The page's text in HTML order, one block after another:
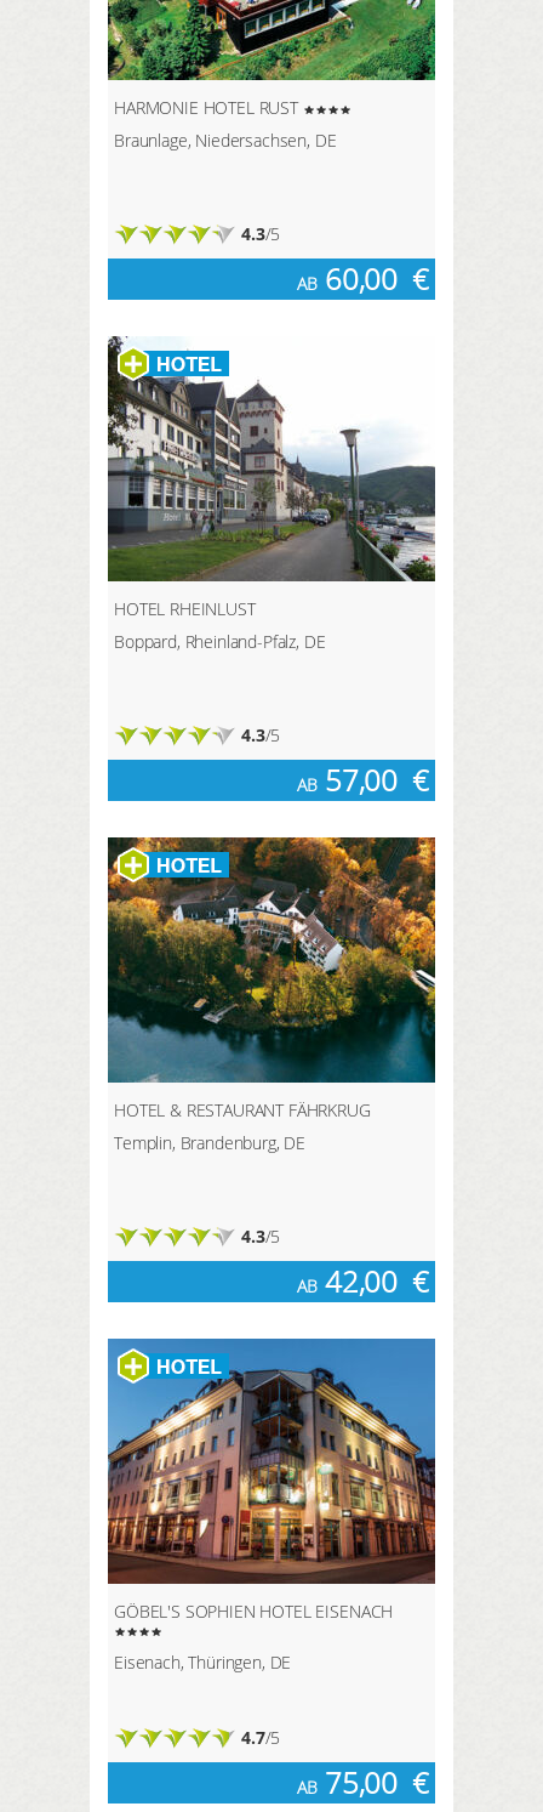
HARMONIE HOTEL RUST
Braunlage, Niedersachsen, DE
4.3/5
AB 60,00 €
HOTEL RHEINLUST
Boppard, Rheinland-Pfalz, DE
4.3/5
AB 57,00 €
HOTEL & RESTAURANT FÄHRKRUG
Templin, Brandenburg, DE
4.3/5
AB 42,00 €
GÖBEL'S SOPHIEN HOTEL EISENACH
Eisenach, Thüringen, DE
4.7/5
AB 75,00 €